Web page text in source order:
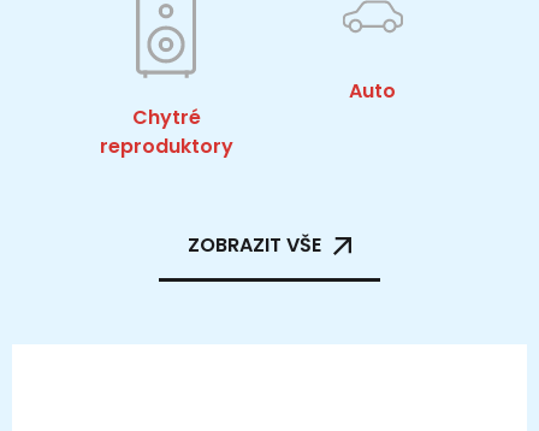
Chytré
reproduktory
Auto
ZOBRAZIT VŠE